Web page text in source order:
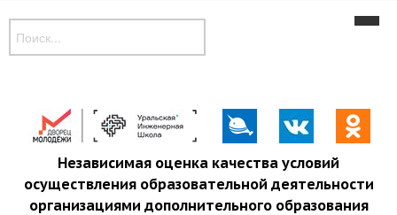
Независимая оценка качества условий
осуществления образовательной деятельности
организациями дополнительного образования
Наши объединения
Контакты